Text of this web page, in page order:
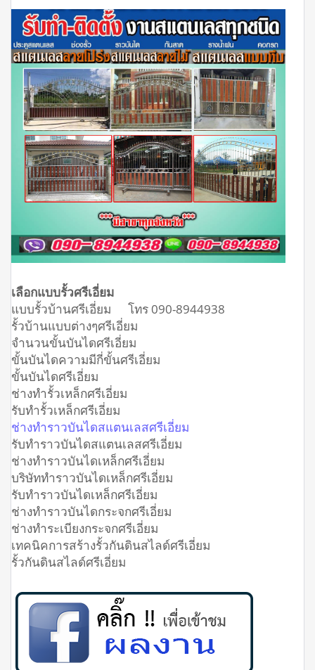
เลือกแบบรั้วศรีเอี่ยม
แบบรั้วบ้านศรีเอี่ยม โทร 090-8944938
รั้วบ้านแบบต่างๆศรีเอี่ยม
จำนวนขั้นบันไดศรีเอี่ยม
ขั้นบันไดความมีกี่ขั้นศรีเอี่ยม
ขั้นบันไดศรีเอี่ยม
ช่างทำรั้วเหล็กศรีเอี่ยม
รับทำรั้วเหล็กศรีเอี่ยม
ช่างทำราวบันไดสแตนเลสศรีเอี่ยม
รับทำราวบันไดสแตนเลสศรีเอี่ยม
ช่างทำราวบันไดเหล็กศรีเอี่ยม
บริษัททำราวบันไดเหล็กศรีเอี่ยม
รับทำราวบันไดเหล็กศรีเอี่ยม
ช่างทำราวบันไดกระจกศรีเอี่ยม
ช่างทำระเบียงกระจกศรีเอี่ยม
เทคนิคการสร้างรั้วกันดินสไลด์ศรีเอี่ยม
รั้วกันดินสไลด์ศรีเอี่ยม